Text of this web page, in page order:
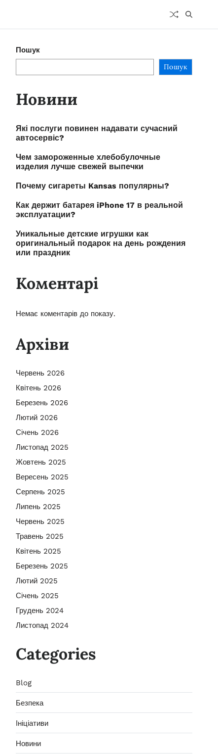
Пошук
Пошук
Новини
Які послуги повинен надавати сучасний
автосервіс?
Чем замороженные хлебобулочные
изделия лучше свежей выпечки
Почему сигареты Kansas популярны?
Как держит батарея iPhone 17 в реальной
эксплуатации?
Уникальные детские игрушки как
оригинальный подарок на день рождения
или праздник
Коментарі
Немає коментарів до показу.
Архіви
Червень 2026
Квітень 2026
Березень 2026
Лютий 2026
Січень 2026
Листопад 2025
Жовтень 2025
Вересень 2025
Серпень 2025
Липень 2025
Червень 2025
Травень 2025
Квітень 2025
Березень 2025
Лютий 2025
Січень 2025
Грудень 2024
Листопад 2024
Categories
Blog
Безпека
Ініціативи
Новини